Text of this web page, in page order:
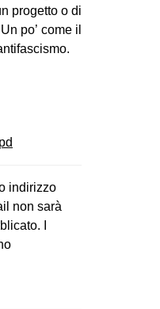
pro­getto o di
po’ come il
pd
indirizzo
non sarà